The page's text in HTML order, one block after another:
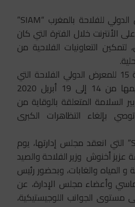
قررت جمعية المعرض الدولي للفلاحة بالمغرب “SIAM”
الأنترنت خلال الفترة التي كان
التعاونيات الفلاحية من
وذلك إثر إلغاء النسخة 15 للمعرض الدولي الفلاحة التي
كان من المزمع تنظيمها من 14 إلى 19 أبريل 2020
السلامة المتعلقة بالوقاية من
بإلغاء التظاهرات الكبرى
وأعلنت جمعية “SIAM” التي انعقد مجلس إدارتها، يوم
برئاسة عزيز أخنوش وزير الفلاحة والصيد
و المياه والغابات، وبحضور رئيس
وأعضاء مجلس الإدارة، عن
مستوى الجوانب اللوجيستيكية،